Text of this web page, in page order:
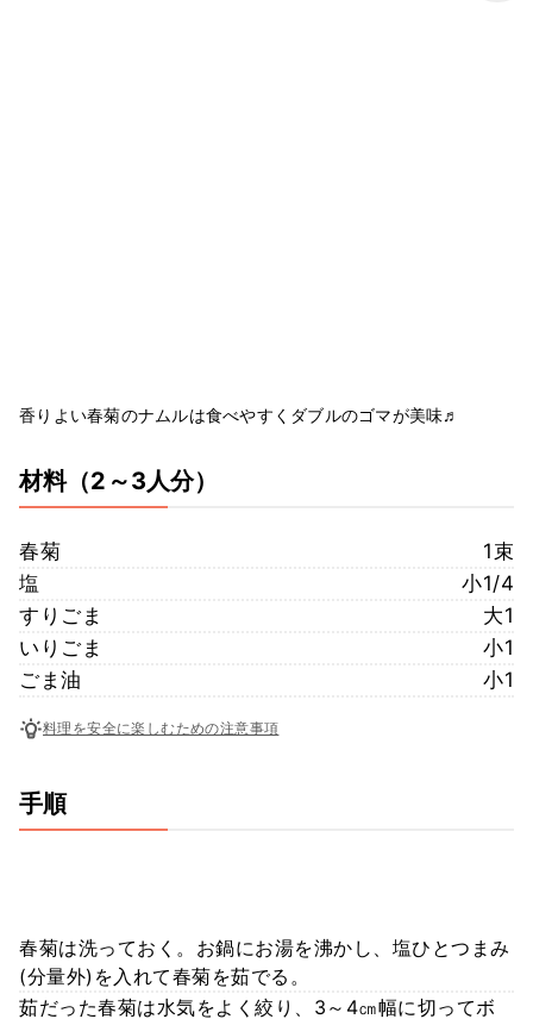
香りよい春菊のナムルは食べやすくダブルのゴマが美味♬
材料（2～3人分）
春菊
1束
塩
小1/4
すりごま
大1
いりごま
小1
ごま油
小1
料理を安全に楽しむための注意事項
手順
春菊は洗っておく。お鍋にお湯を沸かし、塩ひとつまみ
(分量外)を入れて春菊を茹でる。
茹だった春菊は水気をよく絞り、3～4㎝幅に切ってボ